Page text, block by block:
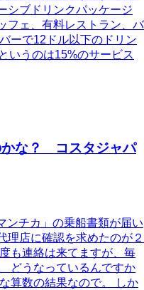
シブドリンクパッケージ
フェ、有料レストラン、バ
ーで12ドル以下のドリン
いうのは15%のサービス
かな？ コスタジャパ
ンチカ」の乗船書類が届い
理店に確認を求めたのが２
も連絡は来てますが、毎
どうなっているんですか
算数の結果なので。 しか